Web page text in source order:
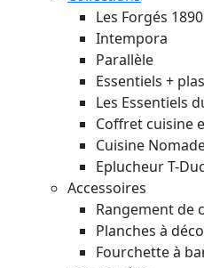
Les Forgés 1890
Intempora
Parallèle
Essentiels +
Les Essentiels
Coffret cuisine
Cuisine
Eplucheur T-
Accessoires
Rangement de
Planches à
Fourchette à